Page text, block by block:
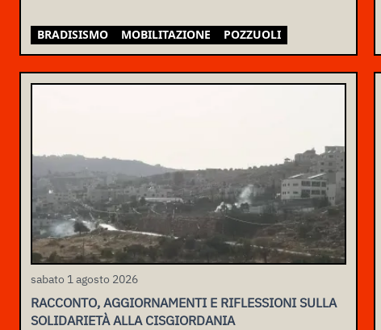
BRADISISMO MOBILITAZIONE POZZUOLI
sabato 1 agosto 2026
RACCONTO, AGGIORNAMENTI E RIFLESSIONI SULLA
SOLIDARIETÀ ALLA CISGIORDANIA